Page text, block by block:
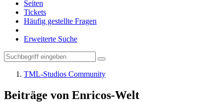
Seiten
Tickets
Häufig gestellte Fragen
Erweiterte Suche
TML-Studios Community
Beiträge von Enricos-Welt